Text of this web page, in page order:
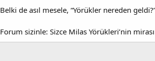
Belki de asıl mesele, “Yörükler nereden
Forum sizinle: Sizce Milas Yörükleri’nin